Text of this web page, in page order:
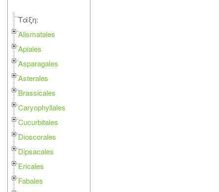
Τάξη:
Alismatales
Apiales
Asparagales
Asterales
Brassicales
Caryophyllales
Cucurbitales
Dioscorales
Dipsacales
Ericales
Fabales